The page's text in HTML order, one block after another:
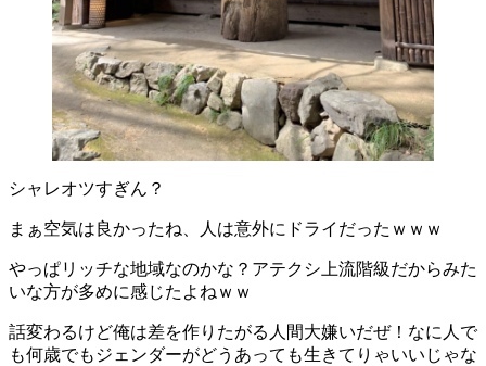
シャレオツすぎん？
まぁ空気は良かったね、人は意外にドライだったｗｗｗ
やっぱリッチな地域なのかな？アテクシ上流階級だからみた
いな方が多めに感じたよねｗｗ
話変わるけど俺は差を作りたがる人間大嫌いだぜ！なに人で
も何歳でもジェンダーがどうあっても生きてりゃいいじゃな